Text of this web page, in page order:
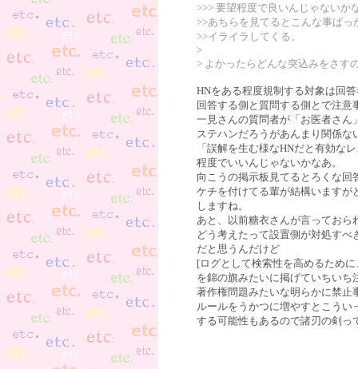
>>> 要望程度で良いんじゃないか
>>あちらを見てるとこんな事ば
>>イライラしてくる。
>
> よかったらどんな突込みをさす
HNをある程度規制する対象は回
回答する側と質問する側とで注意
一見さんの質問者が「お医者さん
ステハンだろうがあんまり関係な
「誤解を生む様なHNだと有効な
程度でいいんじゃないかなあ。
向こうの掲示板見てるとろくな回
ケチを付けてる輩が結構いますが
しますね。
あと、以前糖衣さんが言ってお
どう考えたって設置側が対処す
だと思うんだけど
[ログとして検索性を高めるため
を錦の旗みたいに掲げていちいち
著作権問題みたいな明らかに禁止
ルールをうかつに増やすとこう
する可能性もあるので諸刃の剣っ